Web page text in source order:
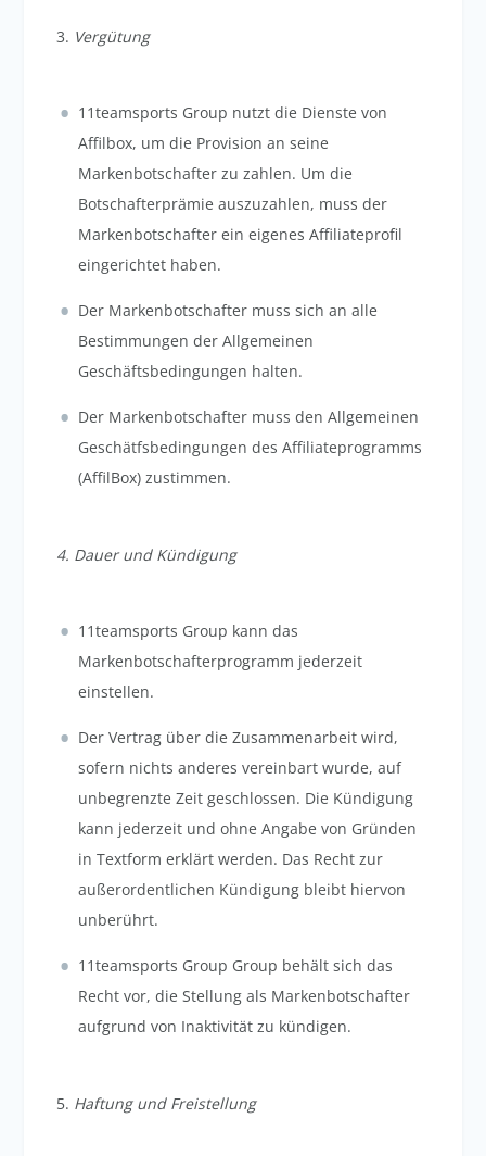
3. Vergütung
11teamsports Group nutzt die Dienste von
Affilbox, um die Provision an seine
Markenbotschafter zu zahlen. Um die
Botschafterprämie auszuzahlen, muss der
Markenbotschafter ein eigenes Affiliateprofil
eingerichtet haben.
Der Markenbotschafter muss sich an alle
Bestimmungen der Allgemeinen
Geschäftsbedingungen halten.
Der Markenbotschafter muss den Allgemeinen
Geschätfsbedingungen des Affiliateprogramms
(AffilBox)zustimmen.
4. Dauer und Kündigung
11teamsports Group kann das
Markenbotschafterprogramm jederzeit
einstellen.
Der Vertrag über die Zusammenarbeit wird,
sofern nichts anderes vereinbart wurde, auf
unbegrenzte Zeit geschlossen. Die Kündigung
kann jederzeit und ohne Angabe von Gründen
in Textform erklärt werden. Das Recht zur
außerordentlichen Kündigung bleibt hiervon
unberührt.
11teamsports Group Group behält sich das
Recht vor, die Stellung als Markenbotschafter
aufgrund von Inaktivität zu kündigen.
5. Haftung und Freistellung